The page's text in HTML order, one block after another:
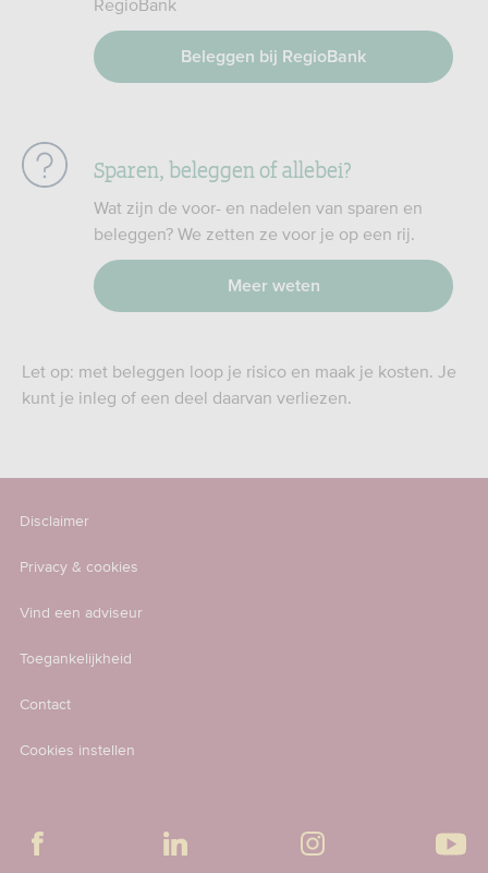
RegioBank
Beleggen bij RegioBank
Sparen, beleggen of allebei?
Wat zijn de voor- en nadelen van sparen en
beleggen? We zetten ze voor je op een rij.
Meer weten
Let op: met beleggen loop je risico en maak je kosten. Je
kunt je inleg of een deel daarvan verliezen.
Disclaimer
Privacy & cookies
Vind een adviseur
Toegankelijkheid
Contact
Cookies instellen